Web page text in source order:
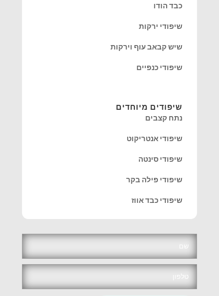
כבד הודו
שיפודי ירקות
שיש קבאב עוף וירקות
שיפודי כנפיים
שיפודים מיוחדים
נתח קצבים
שיפודי אנטריקוט
שיפודי סינטה
שיפודי פילה בקר
שיפודי כבד אווז